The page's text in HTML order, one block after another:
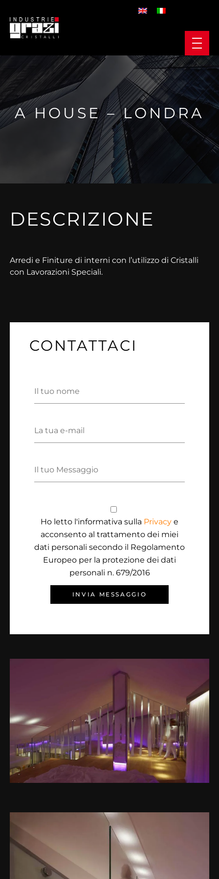
A HOUSE – LONDRA
DESCRIZIONE
Arredi e Finiture di interni con l’utilizzo di Cristalli
con Lavorazioni Speciali.
CONTATTACI
Ho letto l'informativa sulla Privacy e
acconsento al trattamento dei miei
dati personali secondo il Regolamento
Europeo per la protezione dei dati
personali n. 679/2016